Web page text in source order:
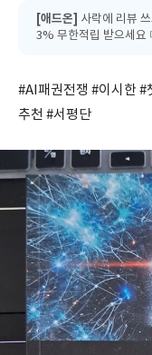
[애드온] 사락에 리뷰
3% 무한적립 받으세요
#AI패권전쟁 #이시한 #
추천 #서평단